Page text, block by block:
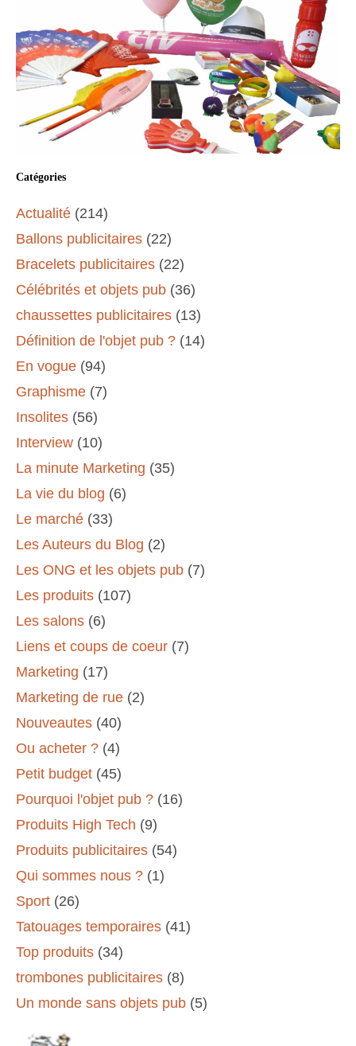
Catégories
Actualité (214)
Ballons publicitaires (22)
Bracelets publicitaires (22)
Célébrités et objets pub (36)
chaussettes publicitaires (13)
Définition de l'objet pub ? (14)
En vogue (94)
Graphisme (7)
Insolites (56)
Interview (10)
La minute Marketing (35)
La vie du blog (6)
Le marché (33)
Les Auteurs du Blog (2)
Les ONG et les objets pub (7)
Les produits (107)
Les salons (6)
Liens et coups de coeur (7)
Marketing (17)
Marketing de rue (2)
Nouveautes (40)
Ou acheter ? (4)
Petit budget (45)
Pourquoi l'objet pub ? (16)
Produits High Tech (9)
Produits publicitaires (54)
Qui sommes nous ? (1)
Sport (26)
Tatouages temporaires (41)
Top produits (34)
trombones publicitaires (8)
Un monde sans objets pub (5)